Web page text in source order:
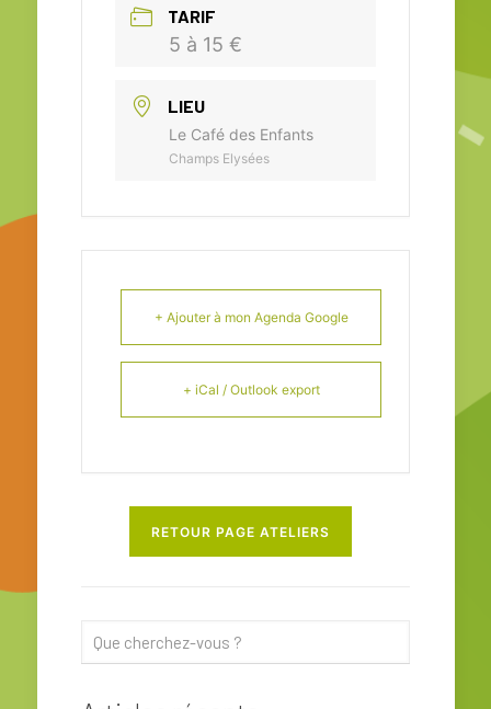
TARIF
5 à 15 €
LIEU
Le Café des Enfants
Champs Elysées
+ Ajouter à mon Agenda Google
+ iCal / Outlook export
RETOUR PAGE ATELIERS